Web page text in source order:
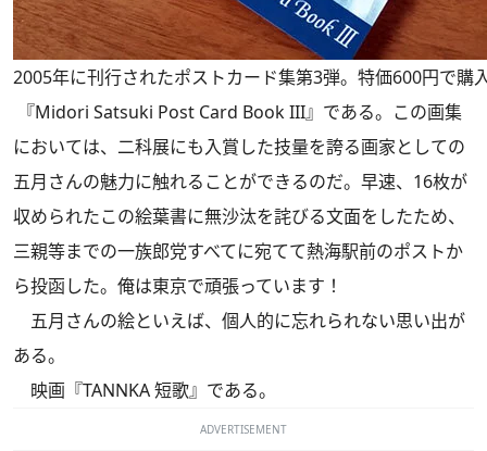
2005年に刊行されたポストカード集第3弾。特価600円で購
『Midori Satsuki Post Card Book III』である。この画集
においては、二科展にも入賞した技量を誇る画家としての
五月さんの魅力に触れることができるのだ。早速、16枚が
収められたこの絵葉書に無沙汰を詫びる文面をしたため、
三親等までの一族郎党すべてに宛てて熱海駅前のポストか
ら投函した。俺は東京で頑張っています！
五月さんの絵といえば、個人的に忘れられない思い出が
ある。
映画『TANNKA 短歌』である。
ADVERTISEMENT